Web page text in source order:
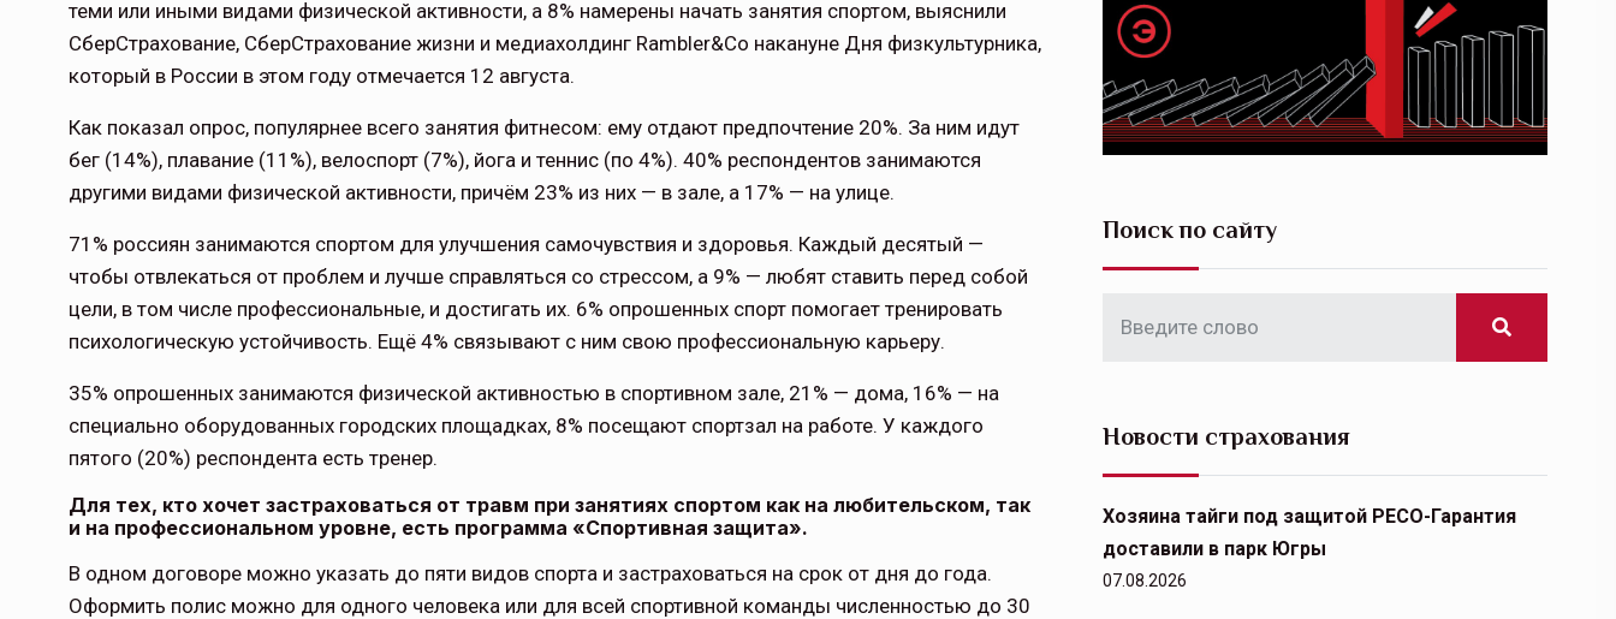
теми или иными видами физической активности, а 8% намерены начать занятия спортом, выяснили
СберСтрахование, СберСтрахование жизни и медиахолдинг Rambler&Co накануне Дня физкультурника,
который в России в этом году отмечается 12 августа.
Как показал опрос, популярнее всего занятия фитнесом: ему отдают предпочтение 20%. За ним идут
бег (14%), плавание (11%), велоспорт (7%), йога и теннис (по 4%). 40% респондентов занимаются
другими видами физической активности, причём 23% из них — в зале, а 17% — на улице.
71% россиян занимаются спортом для улучшения самочувствия и здоровья. Каждый десятый —
чтобы отвлекаться от проблем и лучше справляться со стрессом, а 9% — любят ставить перед собой
цели, в том числе профессиональные, и достигать их. 6% опрошенных спорт помогает тренировать
психологическую устойчивость. Ещё 4% связывают с ним свою профессиональную карьеру.
35% опрошенных занимаются физической активностью в спортивном зале, 21% — дома, 16% — на
специально оборудованных городских площадках, 8% посещают спортзал на работе. У каждого
пятого (20%) респондента есть тренер.
Для тех, кто хочет застраховаться от травм при занятиях спортом как на любительском, так
и на профессиональном уровне, есть программа «Спортивная защита».
В одном договоре можно указать до пяти видов спорта и застраховаться на срок от дня до года.
Оформить полис можно для одного человека или для всей спортивной команды численностью до 30
Поиск по сайту
Новости страхования
Хозяина тайги под защитой РЕСО-Гарантия
доставили в парк Югры
07.08.2026